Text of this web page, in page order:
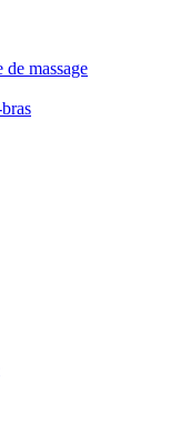
massage